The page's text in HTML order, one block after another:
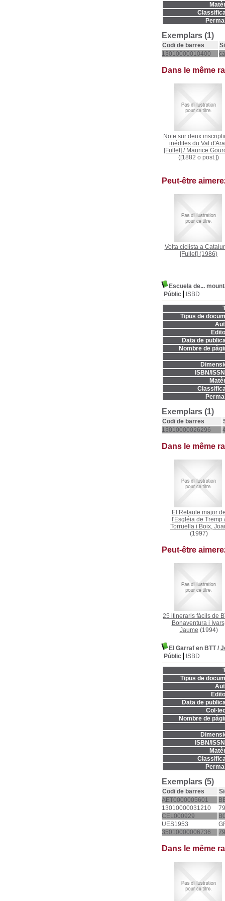
Exemplars (1)
Codi de barres
13010000010400
Dans le même
Note sur deux
inédites du Val
[Fullet] / Maurice
([1882 o post.])
Peut-être
Volta ciclista a
[Fullet] (1986)
Escuela de...
Públic
ISBD
Tipus de
Data de
Nombre de
ISBN/
Exemplars (1)
Codi de barres
13010000026296
Dans le même
El Retaule major
l'Esgléia de Tremp /
Torruella i Boix,
(1997)
Peut-être
25 itineraris fàcils de
Bonaventura i
Jaume (1994)
El Garraf en BTT/
Públic
ISBD
Tipus de
Data de
Nombre de
ISBN/
Exemplars (5)
Codi de barres
AET0000005601
13010000031210
CEL000929
UES1953
35010000006736
Dans le même